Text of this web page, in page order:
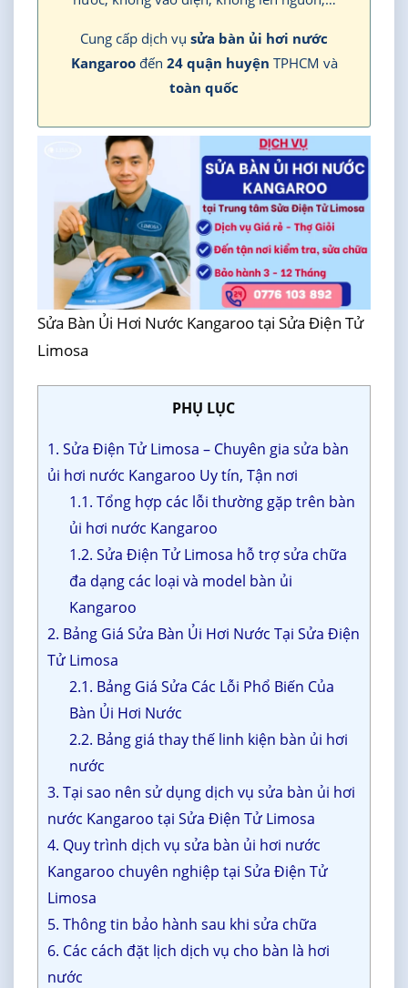
Cung cấp dịch vụ sửa bàn ủi hơi nước
Kangaroođến 24 quận huyện TPHCM và
toàn quốc
Sửa Bàn Ủi Hơi Nước Kangaroo tại Sửa Điện Tử
Limosa
PHỤ LỤC
1. Sửa Điện Tử Limosa – Chuyên gia sửa bàn
ủi hơi nước Kangaroo Uy tín, Tận nơi
1.1. Tổng hợp các lỗi thường gặp trên bàn
ủi hơi nước Kangaroo
1.2. Sửa Điện Tử Limosa hỗ trợ sửa chữa
đa dạng các loại và model bàn ủi
Kangaroo
2. Bảng Giá Sửa Bàn Ủi Hơi Nước Tại Sửa Điện
Tử Limosa
2.1. Bảng Giá Sửa Các Lỗi Phổ Biến Của
Bàn Ủi Hơi Nước
2.2. Bảng giá thay thế linh kiện bàn ủi hơi
nước
3. Tại sao nên sử dụng dịch vụ sửa bàn ủi hơi
nước Kangaroo tại Sửa Điện Tử Limosa
4. Quy trình dịch vụ sửa bàn ủi hơi nước
Kangaroo chuyên nghiệp tại Sửa Điện Tử
Limosa
5. Thông tin bảo hành sau khi sửa chữa
6. Các cách đặt lịch dịch vụ cho bàn là hơi
nước